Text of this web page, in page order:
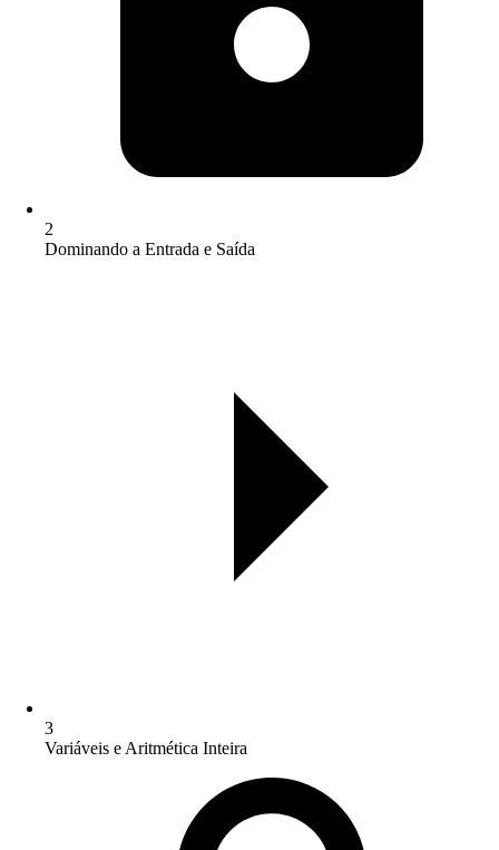
2
Dominando a Entrada e Saída
3
Variáveis e Aritmética Inteira